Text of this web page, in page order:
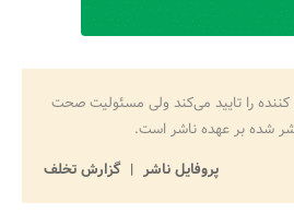
را تایید می‌کند ولی مسئولیت صحت
شده بر عهده ناشر است.
پروفایل ناشر
گزارش تخلف